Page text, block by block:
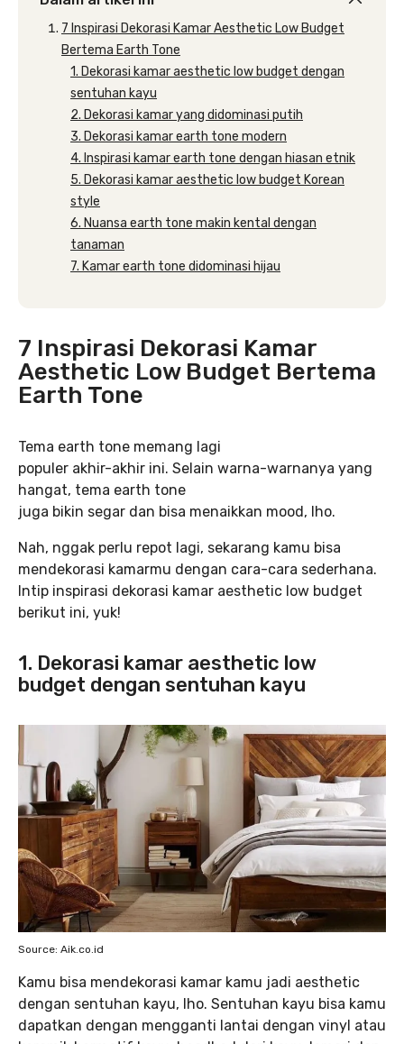
7 Inspirasi Dekorasi Kamar Aesthetic Low Budget
Bertema Earth Tone
1. Dekorasi kamar aesthetic low budget dengan
sentuhan kayu
2. Dekorasi kamar yang didominasi putih
3. Dekorasi kamar earth tone modern
4. Inspirasi kamar earth tone dengan hiasan etnik
5. Dekorasi kamar aesthetic low budget Korean
style
6. Nuansa earth tone makin kental dengan
tanaman
7. Kamar earth tone didominasi hijau
7 Inspirasi Dekorasi Kamar
Aesthetic Low Budget Bertema
Earth Tone
Tema earth tone memang lagi
populer akhir-akhir ini. Selain warna-warnanya yang
hangat, tema earth tone
juga bikin segar dan bisa menaikkan mood, lho.
Nah, nggak perlu repot lagi, sekarang kamu bisa
mendekorasi kamarmu dengan cara-cara sederhana.
Intip inspirasi dekorasi kamar aesthetic low budget
berikut ini, yuk!
1. Dekorasi kamar aesthetic low
budget dengan sentuhan kayu
Source: Aik.co.id
Kamu bisa mendekorasi kamar kamu jadi aesthetic
dengan sentuhan kayu, lho. Sentuhan kayu bisa kamu
dapatkan dengan mengganti lantai dengan vinyl atau